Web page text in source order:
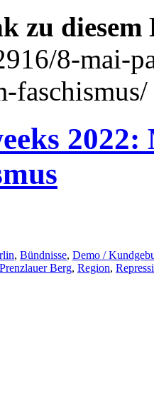
zu
8-mai-
faschismus/
2022:
, Bündnisse, Demo /
Prenzlauer Berg, Region,